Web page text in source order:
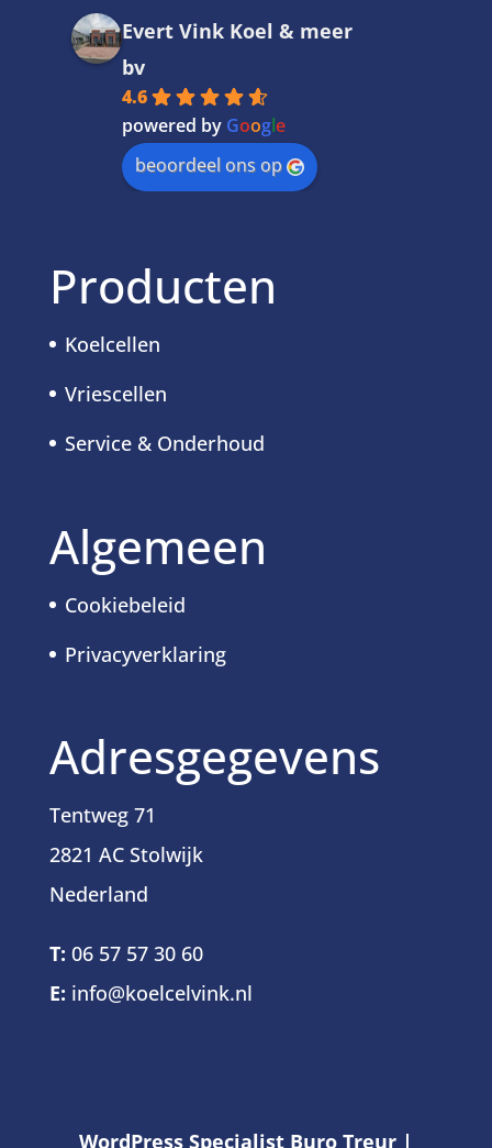
Evert Vink Koel & meer
bv
4.6
powered by Google
beoordeel ons op
Producten
Koelcellen
Vriescellen
Service & Onderhoud
Algemeen
Cookiebeleid
Privacyverklaring
Adresgegevens
Tentweg 71
2821 AC Stolwijk
Nederland
T: 06 57 57 30 60
E: info@koelcelvink.nl
WordPress Specialist Buro Treur |